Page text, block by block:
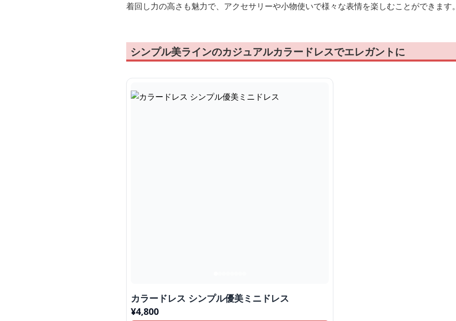
着回し力の高さも魅力で、アクセサリーや小物使いで様々な表情を楽しむことができます
シンプル美ラインのカジュアルカラードレスでエレガントに
カラードレス シンプル優美ミニドレス
¥4,800